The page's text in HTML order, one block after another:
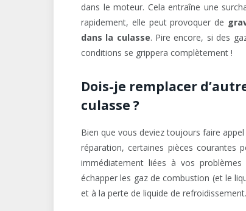
dans le moteur. Cela entraîne une
rapidement, elle peut provoquer de
dans la culasse. Pire encore, si des
conditions se grippera complètement !
Dois-je remplacer
culasse ?
Bien que vous deviez toujours faire
réparation, certaines pièces courantes
immédiatement liées à vos
échapper les gaz de combustion (et le
et à la perte de liquide de refroidissement.